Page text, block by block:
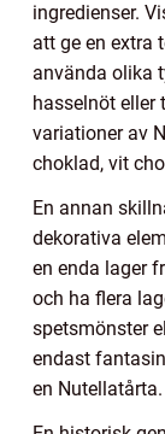
ingredienser.
att ge en extra
använda olika
hasselnöt eller
variationer av
choklad, vit
En annan
dekorativa
en enda lager
och ha flera
spetsmönster
endast
en Nutellatårta.